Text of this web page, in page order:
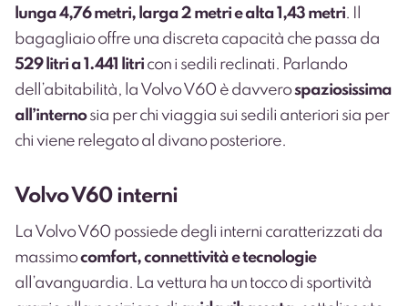
lunga 4,76 metri, larga 2 metri e alta 1,43 metri. Il
bagagliaio offre una discreta capacità che passa da
529 litri a 1.441 litri con i sedili reclinati. Parlando
dell’abitabilità, la Volvo V60 è davverospaziosissima
all’internosia per chi viaggia sui sedili anteriori sia per
chi viene relegato al divano posteriore.
Volvo V60 interni
La Volvo V60 possiede degli interni caratterizzati da
massimocomfort, connettività e tecnologie
all’avanguardia. La vettura ha un tocco di sportività